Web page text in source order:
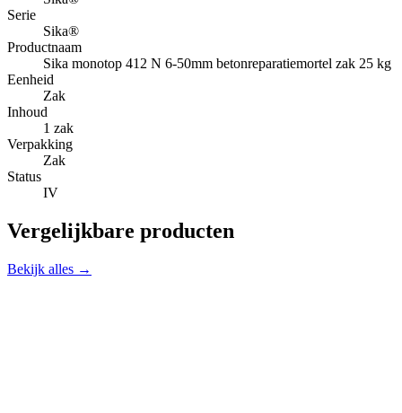
Serie
Sika®
Productnaam
Sika monotop 412 N 6-50mm betonreparatiemortel zak 25 kg
Eenheid
Zak
Inhoud
1 zak
Verpakking
Zak
Status
IV
Vergelijkbare producten
Bekijk alles →